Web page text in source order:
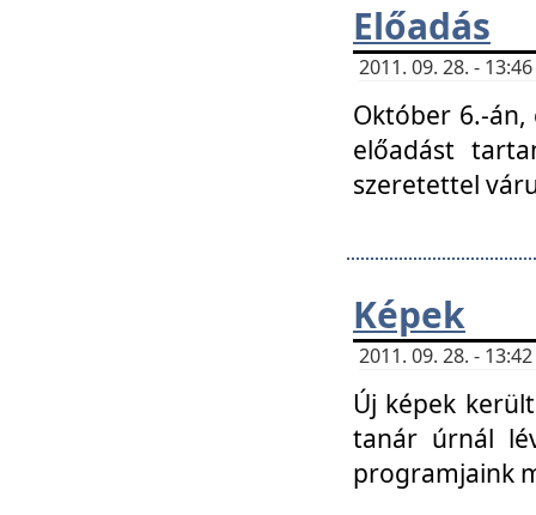
Előadás
2011. 09. 28. -
Október 6.-
előadást
szeretettel
Képek
2011. 09. 28. -
Új képek
tanár úrnál
programjaink